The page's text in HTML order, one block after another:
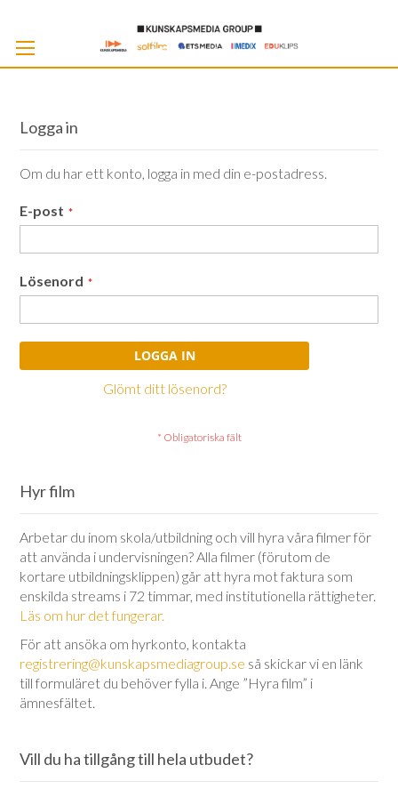
Logga in
Om du har ett konto, logga in med din e-postadress.
E-post
Lösenord
LOGGA IN
Glömt ditt lösenord?
Hyr film
Arbetar du inom skola/utbildning och vill hyra våra filmer för
att använda i undervisningen? Alla filmer (förutom de
kortare utbildningsklippen) går att hyra mot faktura som
enskilda streams i 72 timmar, med institutionella rättigheter.
Läs om hur det fungerar.
För att ansöka om hyrkonto, kontakta
registrering@kunskapsmediagroup.se så skickar vi en länk
till formuläret du behöver fylla i. Ange ”Hyra film” i
ämnesfältet.
Vill du ha tillgång till hela utbudet?